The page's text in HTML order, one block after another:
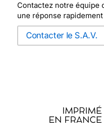
Contactez notre équipe
une réponse rapidement
Contacter le S.A.V.